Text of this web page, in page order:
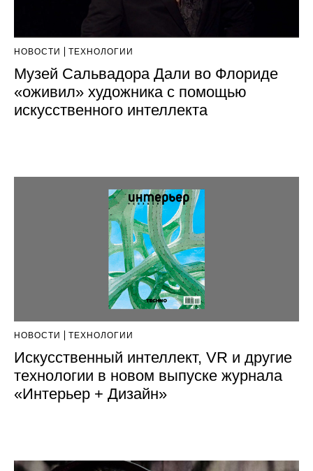
НОВОСТИ ТЕХНОЛОГИИ
Музей Сальвадора Дали во Флориде
«оживил» художника с помощью
искусственного интеллекта
НОВОСТИ ТЕХНОЛОГИИ
Искусственный интеллект, VR и другие
технологии в новом выпуске журнала
«Интерьер + Дизайн»